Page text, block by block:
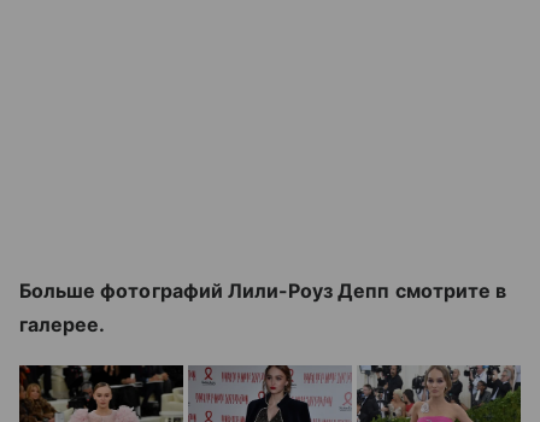
Больше фотографий Лили-Роуз Депп смотрите в
галерее.